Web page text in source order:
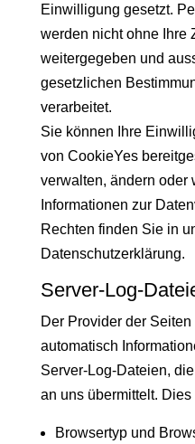
Einwilligung gesetzt.
werden nicht ohne Ihre
weitergegeben und
gesetzlichen
verarbeitet.
Sie können Ihre
von CookieYes
verwalten, ändern oder
Informationen zur
Rechten finden Sie in
Datenschutzerklärung.
Server-Log-
Der Provider der
automatisch
Server-Log-Dateien,
an uns übermittelt. Dies
Browsertyp und